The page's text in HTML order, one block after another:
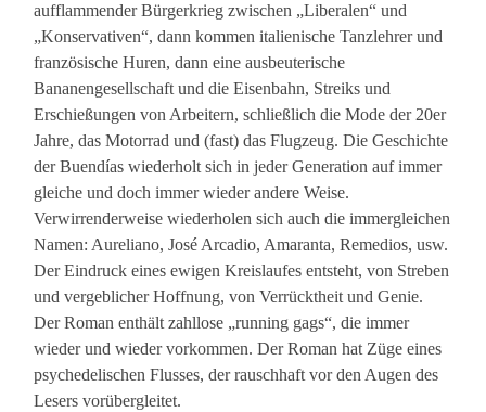
aufflammender Bürgerkrieg zwischen „Liberalen“ und
„Konservativen“, dann kommen italienische Tanzlehrer und
französische Huren, dann eine ausbeuterische
Bananengesellschaft und die Eisenbahn, Streiks und
Erschießungen von Arbeitern, schließlich die Mode der 20er
Jahre, das Motorrad und (fast) das Flugzeug. Die Geschichte
der Buendías wiederholt sich in jeder Generation auf immer
gleiche und doch immer wieder andere Weise.
Verwirrenderweise wiederholen sich auch die immergleichen
Namen: Aureliano, José Arcadio, Amaranta, Remedios, usw.
Der Eindruck eines ewigen Kreislaufes entsteht, von Streben
und vergeblicher Hoffnung, von Verrücktheit und Genie.
Der Roman enthält zahllose „running gags“, die immer
wieder und wieder vorkommen. Der Roman hat Züge eines
psychedelischen Flusses, der rauschhaft vor den Augen des
Lesers vorübergleitet.